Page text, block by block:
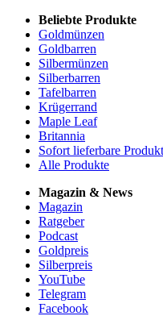
Beliebte Produkte
Goldmünzen
Goldbarren
Silbermünzen
Silberbarren
Tafelbarren
Krügerrand
Maple Leaf
Britannia
Sofort lieferbare
Alle Produkte
Magazin & News
Magazin
Ratgeber
Podcast
Goldpreis
Silberpreis
YouTube
Telegram
Facebook